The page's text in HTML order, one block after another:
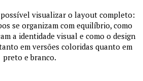
visualizar o layout completo:
se organizam com equilíbrio, como
a identidade visual e como o design
em versões coloridas quanto em
preto e branco.